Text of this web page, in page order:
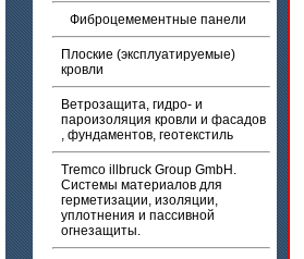
Фиброцемементные панели
Плоские (эксплуатируемые)
кровли
Ветрозащита, гидро- и
пароизоляция кровли и фасадов
, фундаментов, геотекстиль
Tremco illbruck Group GmbH.
Системы материалов для
герметизации, изоляции,
уплотнения и пассивной
огнезащиты.